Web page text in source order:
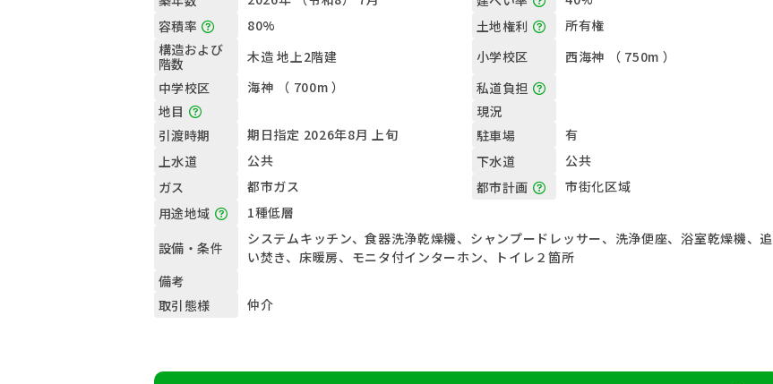
容積率
80% 土地権利
所有権
構造および
階数
木造 地上2階建 小学校区
西海神 （ 750m ）
中学校区
海神 （ 700m ）
私道負担
地目
現況
引渡時期
期日指定 2026年8月 上旬 駐車場
有
上水道
公共 下水道
公共
ガス
都市ガス 都市計画
市街化区域
用途地域
1種低層
設備・条件
システムキッチン、食器洗浄乾燥機、シャンプードレッサー、洗浄便座、浴室乾燥機、追
い焚き、床暖房、モニタ付インターホン、トイレ２箇所
備考
取引態様
仲介